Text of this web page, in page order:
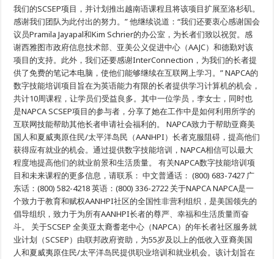
Aging，
NAPCA）
举
办
年
首
期
数
字
技
能
培
训
目
的
毕
业
典
礼
我们的SCSEP项目，并计划推出越南语课程且将该项目扩展至洛杉矶。
感谢我们团队为此付出的努力。” 他继续说道：“我们还要衷心感谢国会
议员Pramila Jayapal和Kim Schrier的办公室，为长者们致以祝贺。感
谢西雅图市政府信息技术部、亚美公义促进中心（AAJC）和德勤对该
项目的支持。此外，我们还要感谢InterConnection，为我们的长者提
供了免费的笔记本电脑，使他们能够继续在互联网上学习。” NAPCA的
数字技能培训项目旨在为英语能力有限的长者提供学习计算机的机会，
共计10周课程，让学员们受益良多。其中一位学员，李女士，同时也
是NAPCA SCSEP项目的参与者，分享了她在工作中是如何利用所学的
互联网技能帮助其他长者申请社会福利的。 NAPCA致力于帮助亚裔美
国人和夏威夷原住民/太平洋岛民（AANHPI）长者克服阻碍，提高他们
获得应有就业的机会。通过提供数字技能培训，NAPCA相信可以最大
程度地提高他们的就业前景和生活质量。 有关NAPCA数字技能培训项
目和未来课程的更多信息，请联系： 中文普通话： (800) 683-7427 广
东话：(800) 582-4218 英语：(800) 336-2722 关于NAPCA NAPCA是一
个致力于教育和赋权AANHPI社区的全国性非营利组织，是美国领先的
倡导组织，致力于为所有AANHPI长者的尊严、幸福和生活质量而奋
斗。 关于SCSEP 全美亚太裔耆老中心（NAPCA）的年长者社区服务就
业计划（SCSEP）由联邦政府资助，为55岁及以上的低收入亚裔美国
人和夏威夷原住民/太平洋岛民提供职业培训和就业机会。该计划旨在